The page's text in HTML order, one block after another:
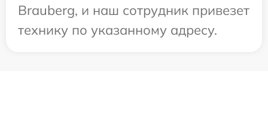
Brauberg, и наш сотрудник привезет
технику по указанному адресу.